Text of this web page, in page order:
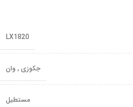
LX1820
جکوزی,وان
مستطیل